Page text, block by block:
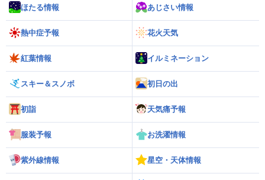
ほたる情報 あじさい情報
熱中症予報 花火天気
紅葉情報 イルミネーション
スキー＆スノボ 初日の出
初詣 天気痛予報
服装予報 お洗濯情報
紫外線情報 星空・天体情報